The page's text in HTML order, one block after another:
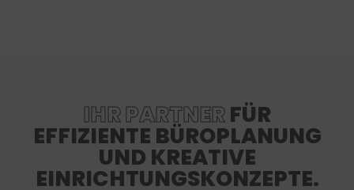
IHR PARTNERFÜR
EFFIZIENTE BÜROPLANUNG
UND KREATIVE
EINRICHTUNGSKONZEPTE.